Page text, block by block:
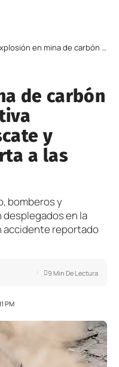
en mina de carbón de Sutatausa activa operativo de rescate y mantiene en alerta a las autoridades
de carbón
y
a las
bomberos y
en la
accidente reportado
PM
9 Min De Lectura